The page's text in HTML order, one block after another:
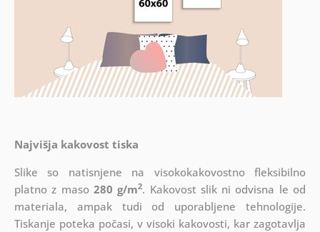
Najvišja kakovost tiska
Slike so natisnjene na visokokakovostno fleksibilno
platno z maso 280 g/m2. Kakovost slik ni odvisna le od
materiala, ampak tudi od uporabljene tehnologije.
Tiskanje poteka počasi, v visoki kakovosti, kar zagotavlja